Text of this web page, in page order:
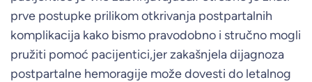
prve postupke prilikom otkrivanja postpartalnih
komplikacija kako bismo pravodobno i stručno mogli
pružiti pomoć pacijentici,jer zakašnjela dijagnoza
postpartalne hemoragije može dovesti do letalnog